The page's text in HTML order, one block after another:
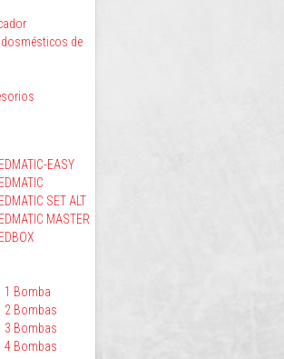
de
EASY
SET ALT
MASTER
1 Bomba
2 Bombas
3 Bombas
4 Bombas